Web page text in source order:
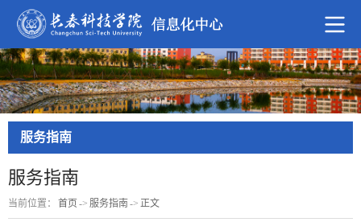
服务指南
服务指南
当前位置： 首页-> 服务指南-> 正文